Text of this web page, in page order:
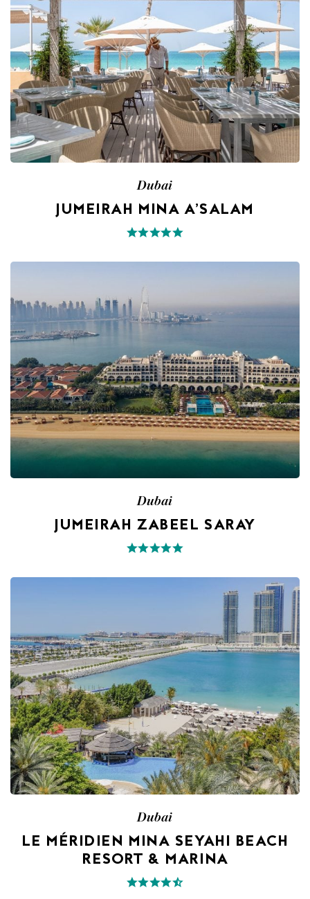
Dubai
JUMEIRAH MINA A’SALAM
Dubai
JUMEIRAH ZABEEL SARAY
Dubai
LE MÉRIDIEN MINA SEYAHI BEACH
RESORT & MARINA